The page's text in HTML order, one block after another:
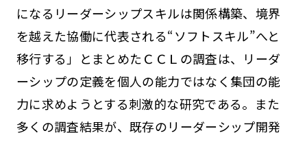
になるリーダーシップスキルは関係構築、境界
を越えた協働に代表される“ソフトスキル”へと
移行する」とまとめたＣＣＬの調査は、リーダ
ーシップの定義を個人の能力ではなく集団の能
力に求めようとする刺激的な研究である。また
多くの調査結果が、既存のリーダーシップ開発